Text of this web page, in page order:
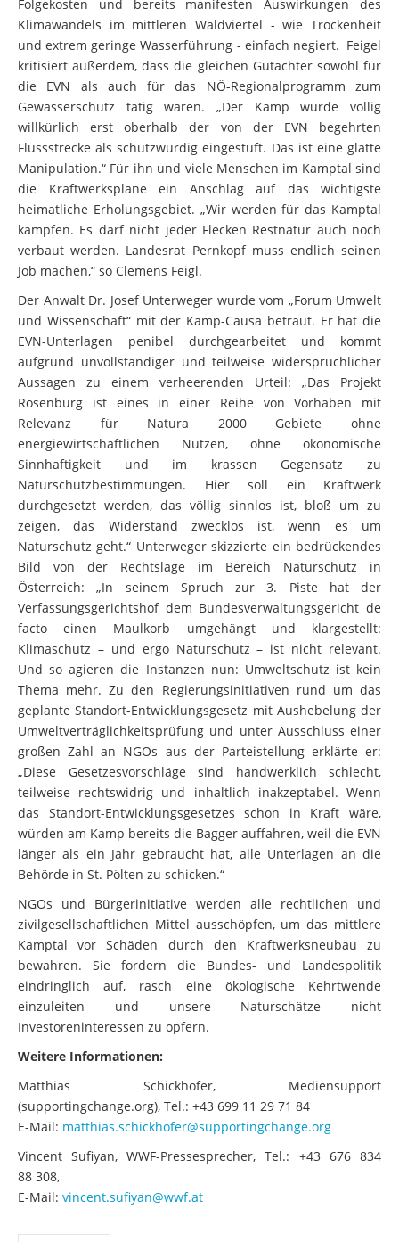
Folgekosten und bereits manifesten Auswirkungen des
Klimawandels im mittleren Waldviertel - wie Trockenheit
und extrem geringe Wasserführung - einfach negiert. Feigel
kritisiert außerdem, dass die gleichen Gutachter sowohl für
die EVN als auch für das NÖ-Regionalprogramm zum
Gewässerschutz tätig waren. „Der Kamp wurde völlig
willkürlich erst oberhalb der von der EVN begehrten
Flussstrecke als schutzwürdig eingestuft. Das ist eine glatte
Manipulation.“ Für ihn und viele Menschen im Kamptal sind
die Kraftwerkspläne ein Anschlag auf das wichtigste
heimatliche Erholungsgebiet. „Wir werden für das Kamptal
kämpfen. Es darf nicht jeder Flecken Restnatur auch noch
verbaut werden. Landesrat Pernkopf muss endlich seinen
Job machen,“ so Clemens Feigl.
Der Anwalt Dr. Josef Unterweger wurde vom „Forum Umwelt
und Wissenschaft“ mit der Kamp-Causa betraut. Er hat die
EVN-Unterlagen penibel durchgearbeitet und kommt
aufgrund unvollständiger und teilweise widersprüchlicher
Aussagen zu einem verheerenden Urteil: „Das Projekt
Rosenburg ist eines in einer Reihe von Vorhaben mit
Relevanz für Natura 2000 Gebiete ohne
energiewirtschaftlichen Nutzen, ohne ökonomische
Sinnhaftigkeit und im krassen Gegensatz zu
Naturschutzbestimmungen. Hier soll ein Kraftwerk
durchgesetzt werden, das völlig sinnlos ist, bloß um zu
zeigen, das Widerstand zwecklos ist, wenn es um
Naturschutz geht.“ Unterweger skizzierte ein bedrückendes
Bild von der Rechtslage im Bereich Naturschutz in
Österreich: „In seinem Spruch zur 3. Piste hat der
Verfassungsgerichtshof dem Bundesverwaltungsgericht de
facto einen Maulkorb umgehängt und klargestellt:
Klimaschutz – und ergo Naturschutz – ist nicht relevant.
Und so agieren die Instanzen nun: Umweltschutz ist kein
Thema mehr. Zu den Regierungsinitiativen rund um das
geplante Standort-Entwicklungsgesetz mit Aushebelung der
Umweltverträglichkeitsprüfung und unter Ausschluss einer
großen Zahl an NGOs aus der Parteistellung erklärte er:
„Diese Gesetzesvorschläge sind handwerklich schlecht,
teilweise rechtswidrig und inhaltlich inakzeptabel. Wenn
das Standort-Entwicklungsgesetzes schon in Kraft wäre,
würden am Kamp bereits die Bagger auffahren, weil die EVN
länger als ein Jahr gebraucht hat, alle Unterlagen an die
Behörde in St. Pölten zu schicken.“
NGOs und Bürgerinitiative werden alle rechtlichen und
zivilgesellschaftlichen Mittel ausschöpfen, um das mittlere
Kamptal vor Schäden durch den Kraftwerksneubau zu
bewahren. Sie fordern die Bundes- und Landespolitik
eindringlich auf, rasch eine ökologische Kehrtwende
einzuleiten und unsere Naturschätze nicht
Investoreninteressen zu opfern.
Weitere Informationen:
Matthias Schickhofer, Mediensupport
(supportingchange.org), Tel.: +43 699 11 29 71 84
E-Mail: matthias.schickhofer@supportingchange.org
Vincent Sufiyan, WWF-Pressesprecher, Tel.: +43 676 834
88 308,
E-Mail: vincent.sufiyan@wwf.at